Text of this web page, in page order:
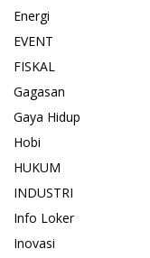
Energi
EVENT
FISKAL
Gagasan
Gaya Hidup
Hobi
HUKUM
INDUSTRI
Info Loker
Inovasi